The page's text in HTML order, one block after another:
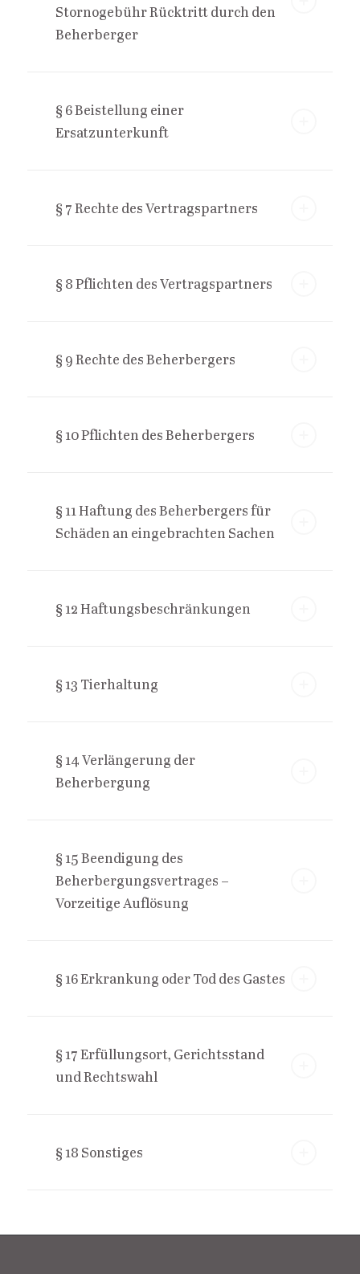
Stornogebühr Rücktritt durch den
Beherberger
§ 6 Beistellung einer
Ersatzunterkunft
§ 7 Rechte des Vertragspartners
§ 8 Pflichten des Vertragspartners
§ 9 Rechte des Beherbergers
§ 10 Pflichten des Beherbergers
§ 11 Haftung des Beherbergers für
Schäden an eingebrachten Sachen
§ 12 Haftungsbeschränkungen
§ 13 Tierhaltung
§ 14 Verlängerung der
Beherbergung
§ 15 Beendigung des
Beherbergungsvertrages –
Vorzeitige Auflösung
§ 16 Erkrankung oder Tod des Gastes
§ 17 Erfüllungsort, Gerichtsstand
und Rechtswahl
§ 18 Sonstiges